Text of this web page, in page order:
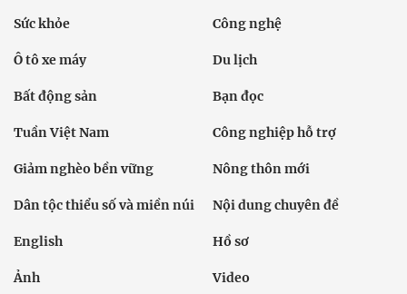
Sức khỏe Công nghệ
Ô tô xe máy Du lịch
Bất động sản Bạn đọc
Tuần Việt Nam Công nghiệp hỗ trợ
Giảm nghèo bền vững Nông thôn mới
Dân tộc thiểu số và miền núi Nội dung chuyên đề
English Hồ sơ
Ảnh Video